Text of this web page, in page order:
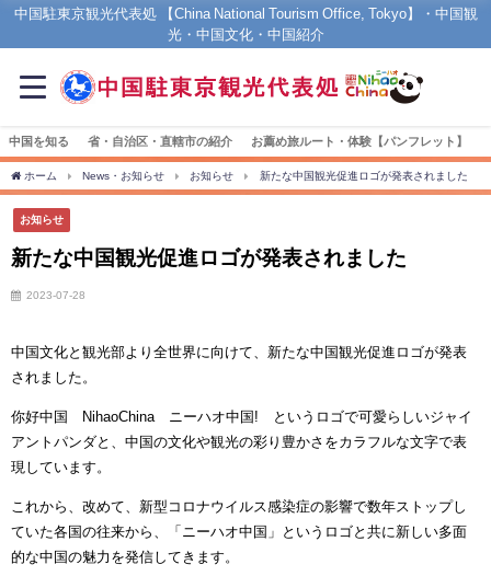
中国駐東京観光代表処 【China National Tourism Office, Tokyo】・中国観
光・中国文化・中国紹介
中国を知る 省・自治区・直轄市の紹介 お薦め旅ルート・体験【パンフレット】
ホーム News・お知らせ お知らせ 新たな中国観光促進ロゴが発表されました
お知らせ
新たな中国観光促進ロゴが発表されました
2023-07-28
中国文化と観光部より全世界に向けて、新たな中国観光促進ロゴが発表
されました。
你好中国 NihaoChina ニーハオ中国! というロゴで可愛らしいジャイ
アントパンダと、中国の文化や観光の彩り豊かさをカラフルな文字で表
現しています。
これから、改めて、新型コロナウイルス感染症の影響で数年ストップし
ていた各国の往来から、「ニーハオ中国」というロゴと共に新しい多面
的な中国の魅力を発信してきます。